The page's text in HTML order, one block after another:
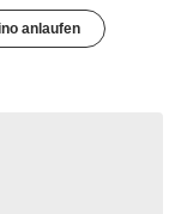
anlaufen